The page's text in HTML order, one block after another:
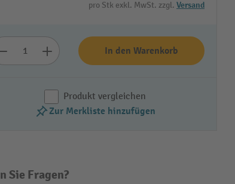
pro Stk exkl. MwSt. zzgl. Versand
In den Warenkorb
Produkt vergleichen
Zur Merkliste hinzufügen
Sie Fragen?